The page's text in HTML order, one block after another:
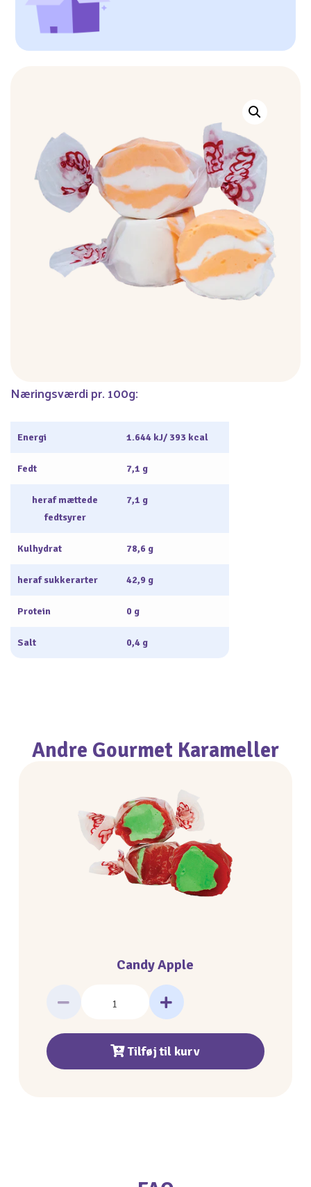
Næringsværdi pr. 100g:
Energi 1.644 kJ/ 393 kcal
Fedt 7,1 g
heraf mættede
fedtsyrer
7,1 g
Kulhydrat 78,6 g
heraf sukkerarter 42,9 g
Protein 0 g
Salt 0,4 g
Andre Gourmet Karameller
Candy Apple
Tilføj til kurv